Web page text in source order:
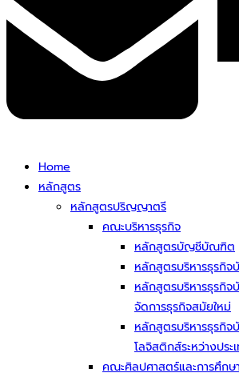
Home
หลักสูตร
หลักสูตรปริญญาตรี
คณะบริหารธุรกิจ
หลักสูตรบัญชีบัณฑิต
หลักสูตรบริหารธุรกิ
หลักสูตรบริหารธุรกิจ
จัดการธุรกิจสมัยใหม่
หลักสูตรบริหารธุรกิ
โลจิสติกส์ระหว่างประ
คณะศิลปศาสตร์และการศึกษา